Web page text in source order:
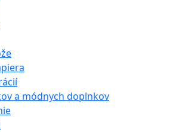
a módnych doplnkov